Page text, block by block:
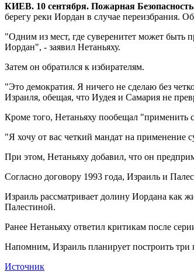
КИЕВ. 10 сентября. Пожарная
берегу реки Иордан в случае переизбрания.
"Одним из мест, где суверенитет может быть
Иордан", - заявил Нетаньяху.
Затем он обратился к избирателям.
"Это демократия. Я ничего не сделаю без
Израиля, обещая, что Иудея и Самария не
Кроме того, Нетаньяху пообещал "применить
"Я хочу от вас четкий мандат на применение
При этом, Нетаньяху добавил, что он
Согласно договору 1993 года, Израиль и
Израиль рассматривает долину Иордана как
Палестиной.
Ранее Нетаньяху ответил критикам после
Напомним, Израиль планирует построить
Источник